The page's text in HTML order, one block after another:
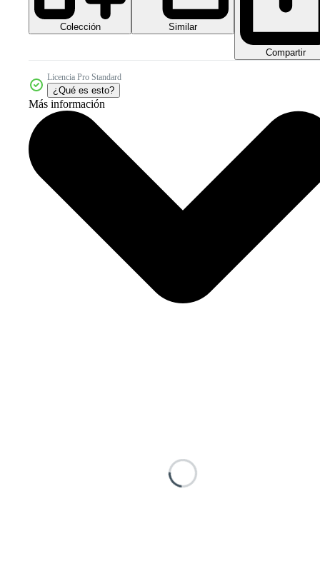
Colección Similar
Compartir
Licencia Pro Standard
¿Qué es esto?
Más información